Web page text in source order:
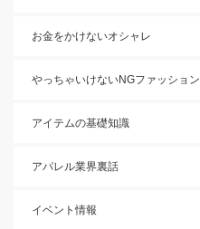
お金をかけないオシャレ
やっちゃいけないNGファッション
アイテムの基礎知識
アパレル業界裏話
イベント情報